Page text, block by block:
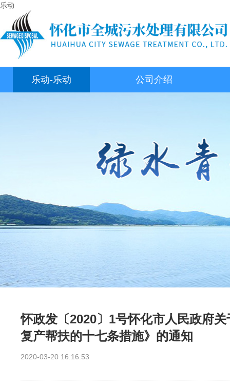
乐动
乐动-乐动 公司介绍
怀政发〔2020〕1号怀化市人民政府
复产帮扶的十七条措施》的通知
2020-03-20 16:16:53